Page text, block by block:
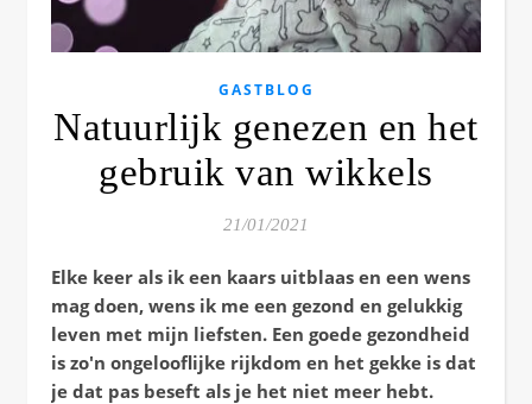
GASTBLOG
Natuurlijk genezen en het
gebruik van wikkels
21/01/2021
Elke keer als ik een kaars uitblaas en een wens
mag doen, wens ik me een gezond en gelukkig
leven met mijn liefsten. Een goede gezondheid
is zo'n ongelooflijke rijkdom en het gekke is dat
je dat pas beseft als je het niet meer hebt.